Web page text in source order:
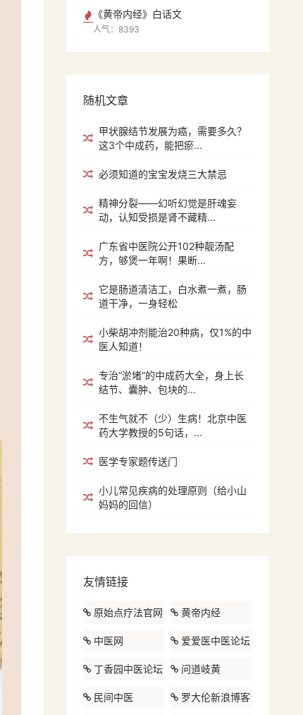
《黄帝内经》白话文
人气：8393
随机文章
甲状腺结节发展为癌，需要多久？
这3个中成药，能把瘀...
必须知道的宝宝发烧三大禁忌
精神分裂——幻听幻觉是肝魂妄
动，认知受损是肾不藏精...
广东省中医院公开102种靓汤配
方，够煲一年啊！果断...
它是肠道清洁工，白水煮一煮，肠
道干净，一身轻松
小柴胡冲剂能治20种病，仅1%的中
医人知道！
专治“淤堵”的中成药大全，身上长
结节、囊肿、包块的...
不生气就不（少）生病！北京中医
药大学教授的5句话，...
医学专家题传送门
小儿常见疾病的处理原则（给小山
妈妈的回信）
友情链接
原始点疗法官网 黄帝内经
中医网 爱爱医中医论坛
丁香园中医论坛 问道岐黄
民间中医 罗大伦新浪博客